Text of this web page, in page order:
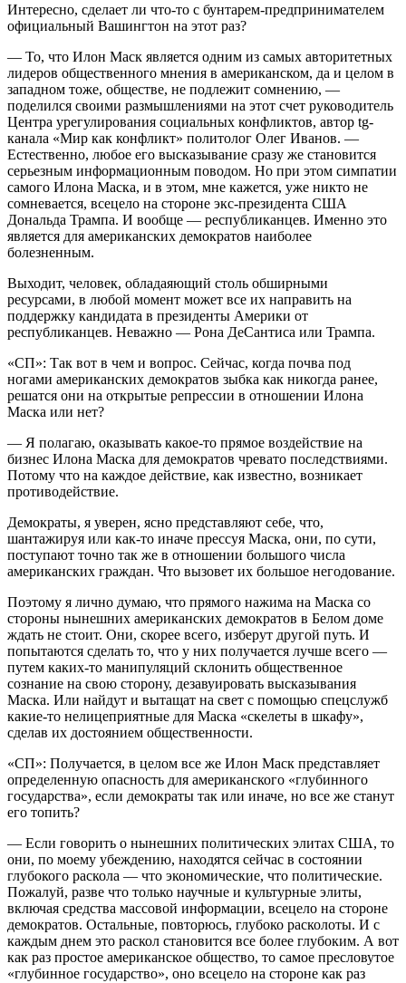
Интересно, сделает ли что-то с бунтарем-предпринимателем
официальный Вашингтон на этот раз?
— То, что Илон Маск является одним из самых авторитетных
лидеров общественного мнения в американском, да и целом в
западном тоже, обществе, не подлежит сомнению, —
поделился своими размышлениями на этот счет руководитель
Центра урегулирования социальных конфликтов, автор tg-
канала «Мир как конфликт» политолог Олег Иванов. —
Естественно, любое его высказывание сразу же становится
серьезным информационным поводом. Но при этом симпатии
самого Илона Маска, и в этом, мне кажется, уже никто не
сомневается, всецело на стороне экс-президента США
Дональда Трампа. И вообще — республиканцев. Именно это
является для американских демократов наиболее
болезненным.
Выходит, человек, обладаяющий столь обширными
ресурсами, в любой момент может все их направить на
поддержку кандидата в президенты Америки от
республиканцев. Неважно — Рона ДеСантиса или Трампа.
«СП»: Так вот в чем и вопрос. Сейчас, когда почва под
ногами американских демократов зыбка как никогда ранее,
решатся они на открытые репрессии в отношении Илона
Маска или нет?
— Я полагаю, оказывать какое-то прямое воздействие на
бизнес Илона Маска для демократов чревато последствиями.
Потому что на каждое действие, как известно, возникает
противодействие.
Демократы, я уверен, ясно представляют себе, что,
шантажируя или как-то иначе прессуя Маска, они, по сути,
поступают точно так же в отношении большого числа
американских граждан. Что вызовет их большое негодование.
Поэтому я лично думаю, что прямого нажима на Маска со
стороны нынешних американских демократов в Белом доме
ждать не стоит. Они, скорее всего, изберут другой путь. И
попытаются сделать то, что у них получается лучше всего —
путем каких-то манипуляций склонить общественное
сознание на свою сторону, дезавуировать высказывания
Маска. Или найдут и вытащат на свет с помощью спецслужб
какие-то нелицеприятные для Маска «скелеты в шкафу»,
сделав их достоянием общественности.
«СП»: Получается, в целом все же Илон Маск представляет
определенную опасность для американского «глубинного
государства», если демократы так или иначе, но все же станут
его топить?
— Если говорить о нынешних политических элитах США, то
они, по моему убеждению, находятся сейчас в состоянии
глубокого раскола — что экономические, что политические.
Пожалуй, разве что только научные и культурные элиты,
включая средства массовой информации, всецело на стороне
демократов. Остальные, повторюсь, глубоко расколоты. И с
каждым днем это раскол становится все более глубоким. А вот
как раз простое американское общество, то самое пресловутое
«глубинное государство», оно всецело на стороне как раз